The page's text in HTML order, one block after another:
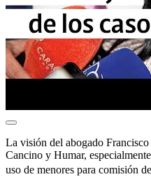
La visión del abogado
Cancino y Humar,
uso de menores para comisión